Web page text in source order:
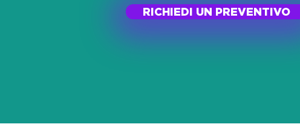
RICHIEDI UN PREVENTIVO